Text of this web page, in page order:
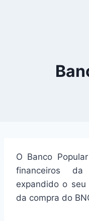
O Banco
financeiros
expandido o
da compra do